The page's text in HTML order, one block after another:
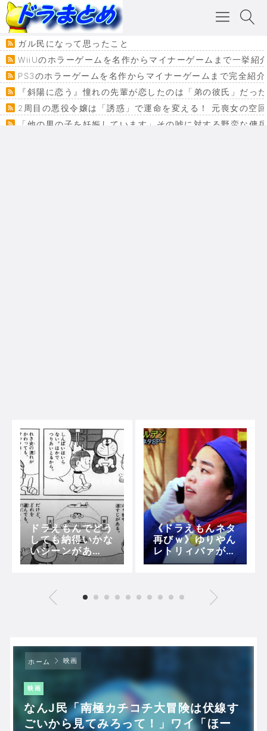
ガル民になって思ったこと
WiiUのホラーゲームを名作からマイナーゲームまで一挙紹
PS3のホラーゲームを名作からマイナーゲームまで完全紹
『斜陽に恋う』憧れの先輩が恋したのは「弟の彼氏」だっ
2周目の悪役令嬢は「誘惑」で運命を変える！ 元喪女の空
「他の男の子を妊娠しています」その嘘に対する野蛮な
ドラえもんでどう
しても納得いかな
いシーンがあ
る！！！【アニ
《ドラえもんネタ
再びｗ》ゆりやん
レトリィバァが
「苦労えもん 沖
パレTHEゴール
ホーム 映画
映画
なんJ民「南極カチコチ大冒険は伏線す
ごいから見てみろって！」ワイ「ほー